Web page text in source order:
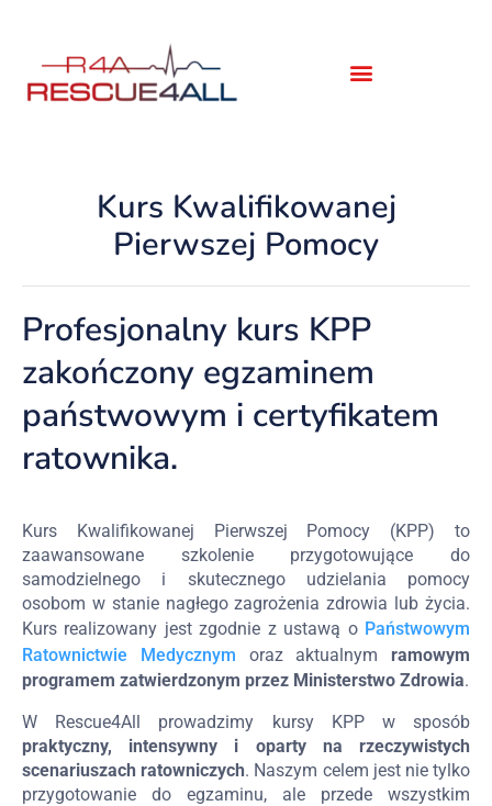
Kurs Kwalifikowanej
Pierwszej Pomocy
Profesjonalny kurs KPP
zakończony egzaminem
państwowym i certyfikatem
ratownika.
Kurs Kwalifikowanej Pierwszej Pomocy (KPP) to
zaawansowane szkolenie przygotowujące do
samodzielnego i skutecznego udzielania pomocy
osobom w stanie nagłego zagrożenia zdrowia lub życia.
Kurs realizowany jest zgodnie z ustawą o Państwowym
Ratownictwie Medycznym oraz aktualnym ramowym
programem zatwierdzonym przez Ministerstwo Zdrowia.
praktyczny, intensywny i oparty na rzeczywistych
scenariuszach ratowniczych. Naszym celem jest nie tylko
przygotowanie do egzaminu, ale przede wszystkim